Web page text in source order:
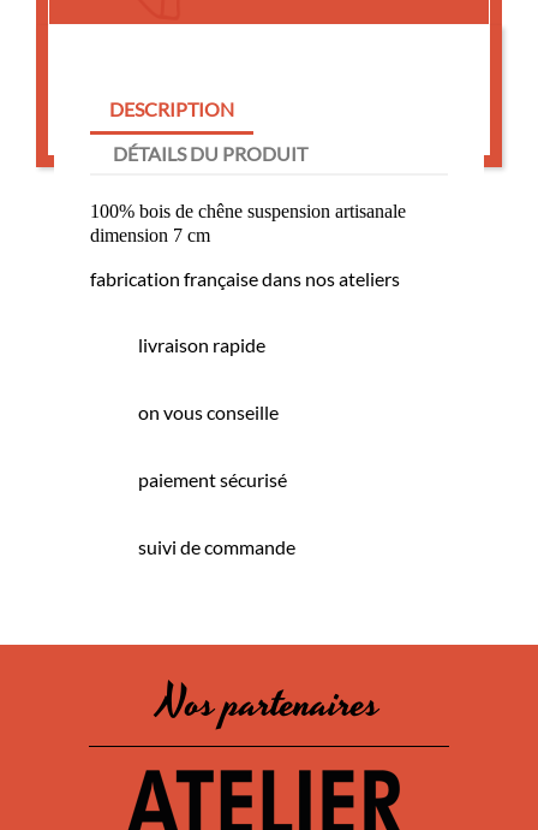
ajouter au panier
DESCRIPTION
DÉTAILS DU PRODUIT
100% bois de chêne suspension artisanale
dimension 7 cm
fabrication française dans nos ateliers
livraison rapide
on vous conseille
paiement sécurisé
suivi de commande
Nos partenaires